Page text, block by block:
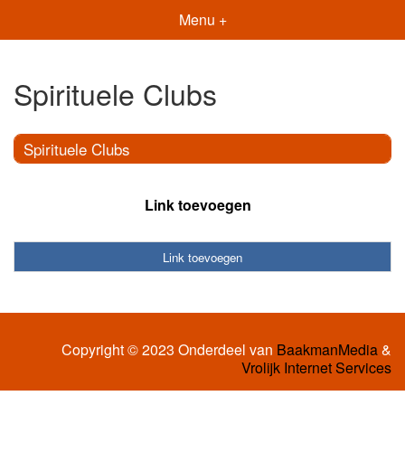
Menu +
Spirituele Clubs
Spirituele Clubs
Link toevoegen
Link toevoegen
Copyright © 2023 Onderdeel van BaakmanMedia&
Vrolijk Internet Services